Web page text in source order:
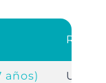
años)